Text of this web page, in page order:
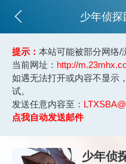
少年侦
提示：本站可能被部分网络/
当前网址： http://
如遇无法打开或内容不显示
试。
发送任意内容至：
点我自动发送邮件
少年侦